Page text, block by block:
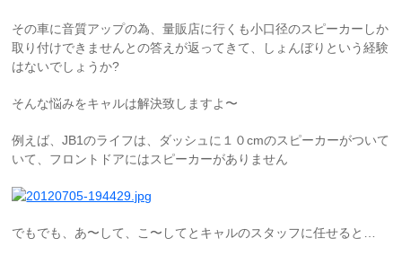
その車に音質アップの為、量販店に行くも小口径のスピーカーしか
取り付けできませんとの答えが返ってきて、しょんぼりという経験
はないでしょうか?
そんな悩みをキャルは解決致しますよ〜
例えば、JB1のライフは、ダッシュに１０cmのスピーカーがついて
いて、フロントドアにはスピーカーがありません
でもでも、あ〜して、こ〜してとキャルのスタッフに任せると…